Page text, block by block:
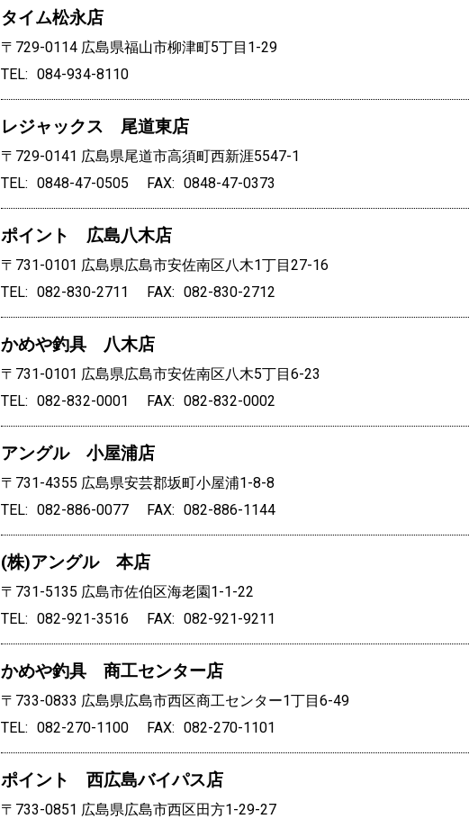
タイム松永店
〒729-0114 広島県福山市柳津町5丁目1-29
TEL
084-934-8110
レジャックス 尾道東店
〒729-0141 広島県尾道市高須町西新涯5547-1
TEL
0848-47-0505 FAX 0848-47-0373
ポイント 広島八木店
〒731-0101 広島県広島市安佐南区八木1丁目27-16
TEL
082-830-2711 FAX 082-830-2712
かめや釣具 八木店
〒731-0101 広島県広島市安佐南区八木5丁目6-23
TEL
082-832-0001 FAX 082-832-0002
アングル 小屋浦店
〒731-4355 広島県安芸郡坂町小屋浦1-8-8
TEL
082-886-0077 FAX 082-886-1144
(株)アングル 本店
〒731-5135 広島市佐伯区海老園1-1-22
TEL
082-921-3516 FAX 082-921-9211
かめや釣具 商工センター店
〒733-0833 広島県広島市西区商工センター1丁目6-49
TEL
082-270-1100 FAX 082-270-1101
ポイント 西広島バイパス店
〒733-0851 広島県広島市西区田方1-29-27